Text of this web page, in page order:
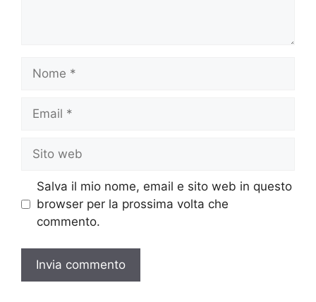
web
Salva il mio nome, email e sito web in questo
browser per la prossima volta che
commento.